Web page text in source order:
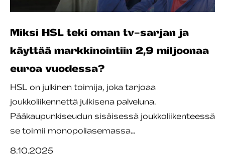
Miksi HSL teki oman tv-sarjan ja
käyttää markkinointiin 2,9 miljoonaa
euroa vuodessa?
HSL on julkinen toimija, joka tarjoaa
joukkoliikennettä julkisena palveluna.
Pääkaupunkiseudun sisäisessä joukkoliikenteessä
se toimii monopoliasemassa…
8.10.2025